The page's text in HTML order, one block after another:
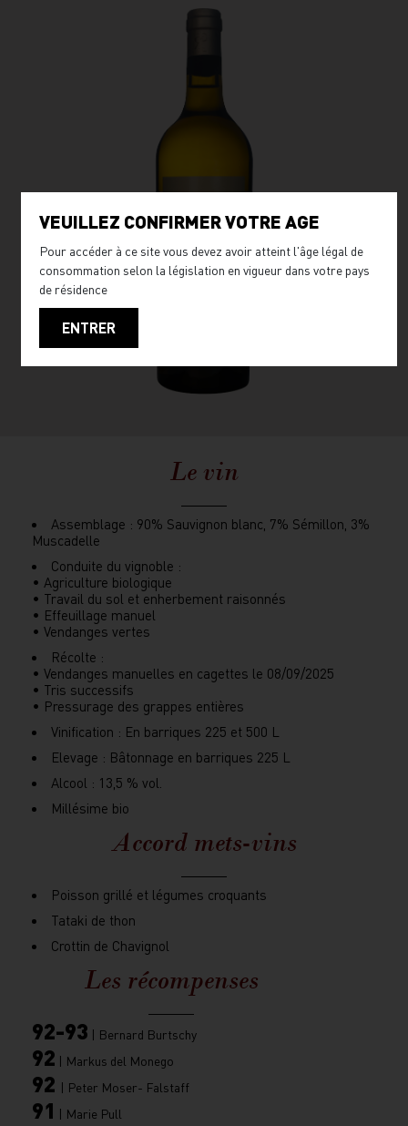
Les récompenses
92-93 | Bernard Burtschy
92 | Markus del Monego
92 | Peter Moser- Falstaff
91 | Marie Pull
Le vin
Assemblage : 90% Sauvignon blanc, 7% Sémillon, 3%
Muscadelle
Conduite du vignoble :
• Agriculture biologique
• Travail du sol et enherbement raisonnés
• Effeuillage manuel
• Vendanges vertes
Récolte :
• Vendanges manuelles en cagettes le 08/09/2025
• Tris successifs
• Pressurage des grappes entières
Vinification : En barriques 225 et 500 L
Elevage : Bâtonnage en barriques 225 L
Alcool : 13,5 % vol.
Millésime bio
Accord mets-vins
Poisson grillé et légumes croquants
Tataki de thon
Crottin de Chavignol
VEUILLEZ CONFIRMER VOTRE AGE
Pour accéder à ce site vous devez avoir atteint l'âge légal de
consommation selon la législation en vigueur dans votre pays
de résidence
ENTRER